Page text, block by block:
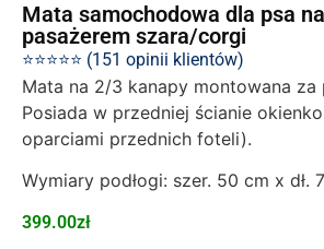
Mata samochodowa dla psa
pasażerem szara/corgi
⭐⭐⭐⭐⭐ (151 opinii klientów)
Mata na 2/3 kanapy montowana za
Posiada w przedniej ścianie
oparciami przednich foteli).
Wymiary podłogi: szer. 50 cm x dł.
399.00zł